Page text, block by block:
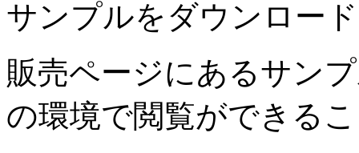
サンプルをダウンロー
販売ページにあるサン
の環境で閲覧ができる